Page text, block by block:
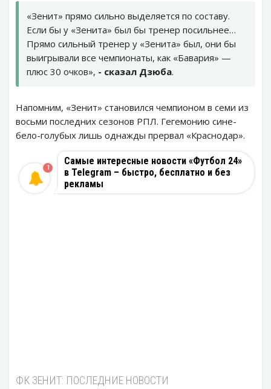
«Зенит» прямо сильно выделяется по составу.
Если бы у «Зенита» был бы тренер посильнее…
Прямо сильный тренер у «Зенита» был, они бы
выигрывали все чемпионаты, как «Бавария» —
плюс 30 очков», - сказал Дзюба.
Напомним, «Зенит» становился чемпионом в семи из
восьми последних сезонов РПЛ. Гегемонию сине-
бело-голубых лишь однажды прервал «Краснодар».
Самые интересные новости «Футбол 24»
в Telegram – быстро, бесплатно и без
рекламы
1
ФК ЗЕНИТ: ПОСЛЕДНИЕ НОВОСТИ